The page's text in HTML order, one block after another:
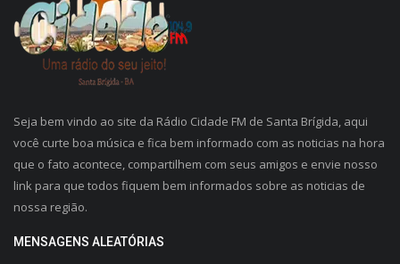
Seja bem vindo ao site da Rádio Cidade FM de Santa Brígida, aqui
você curte boa música e fica bem informado com as noticias na hora
que o fato acontece, compartilhem com seus amigos e envie nosso
link para que todos fiquem bem informados sobre as noticias de
nossa região.
MENSAGENS ALEATÓRIAS